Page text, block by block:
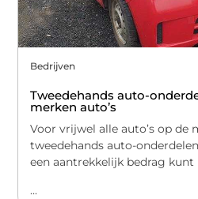
Bedrijven
Tweedehands auto-
merken auto’s
Voor vrijwel alle auto’s op de
tweedehands auto-
een aantrekkelijk bedrag kunt
...